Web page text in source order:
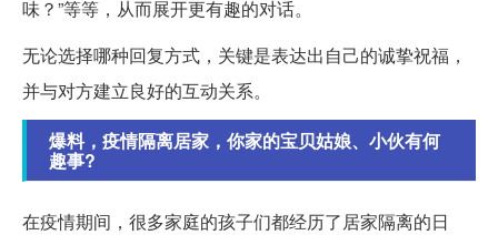
味？”等等，从而展开更有趣的对话。
无论选择哪种回复方式，关键是表达出自己的诚挚祝福，
并与对方建立良好的互动关系。
爆料，疫情隔离居家，你家的宝贝姑娘、小伙有何
趣事?
在疫情期间，很多家庭的孩子们都经历了居家隔离的日